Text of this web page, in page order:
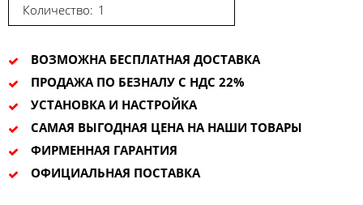
Количество:
ВОЗМОЖНА БЕСПЛАТНАЯ ДОСТАВКА
ПРОДАЖА ПО БЕЗНАЛУ С НДС 22%
УСТАНОВКА И НАСТРОЙКА
САМАЯ ВЫГОДНАЯ ЦЕНА НА НАШИ ТОВАРЫ
ФИРМЕННАЯ ГАРАНТИЯ
ОФИЦИАЛЬНАЯ ПОСТАВКА